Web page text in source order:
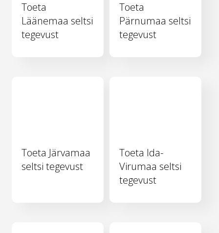
Toeta
Läänemaa seltsi
tegevust
Toeta
Pärnumaa seltsi
tegevust
Toeta Järvamaa
seltsi tegevust
Toeta Ida-
Virumaa seltsi
tegevust